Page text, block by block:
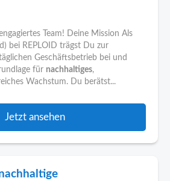
Team! Deine Mission Als
bei REPLOID trägst Du zur
Geschäftsbetrieb bei und
für nachhaltiges,
Wachstum. Du berätst...
Jetzt ansehen